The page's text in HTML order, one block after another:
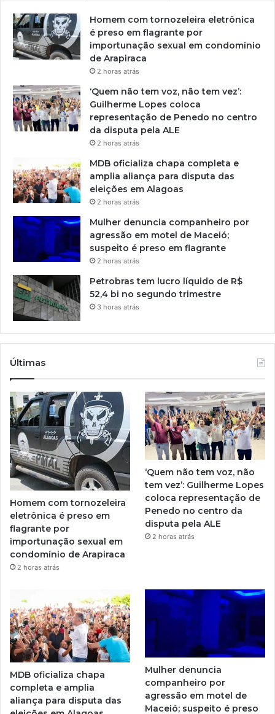
Homem com tornozeleira eletrônica
é preso em flagrante por
importunação sexual em condomínio
de Arapiraca
2 horas atrás
‘Quem não tem voz, não tem vez’:
Guilherme Lopes coloca
representação de Penedo no centro
da disputa pela ALE
2 horas atrás
MDB oficializa chapa completa e
amplia aliança para disputa das
eleições em Alagoas
2 horas atrás
Mulher denuncia companheiro por
agressão em motel de Maceió;
suspeito é preso em flagrante
2 horas atrás
Petrobras tem lucro líquido de R$
52,4 bi no segundo trimestre
3 horas atrás
Últimas
Homem com tornozeleira
eletrônica é preso em
flagrante por
importunação sexual em
condomínio de Arapiraca
2 horas atrás
‘Quem não tem voz, não
tem vez’: Guilherme Lopes
coloca representação de
Penedo no centro da
disputa pela ALE
2 horas atrás
MDB oficializa chapa
completa e amplia
aliança para disputa das
Mulher denuncia
companheiro por
agressão em motel de
Maceió; suspeito é preso